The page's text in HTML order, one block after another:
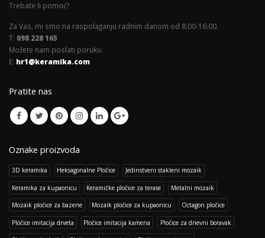
Trebate li pomoć?
Za Vas, mi smo na raspolaganju radnim danom od 8:00-16:00.
T: 098 228 165
Možete nam poslati poruku:
E: hr1@keramika.com
Pratite nas
Oznake proizvoda
3D keramika Heksagonalne Pločice Jedinstveni stakleni mozaik
Keramika za kupaonicu Keramičke pločice za terase Metalni mozaik
Mozaik pločice za bazene Mozaik pločice za kupaonicu Octagon pločice
Pločice imitacija drveta Pločice imitacija kamena Pločice za dnevni boravak